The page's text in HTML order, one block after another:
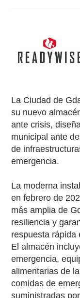
La Ciudad de
su nuevo
ante crisis,
municipal ante
de
emergencia.
La moderna
en febrero de
más amplia de
resiliencia y
respuesta rápida
El almacén
emergencia,
alimentarias de
comidas de
suministradas